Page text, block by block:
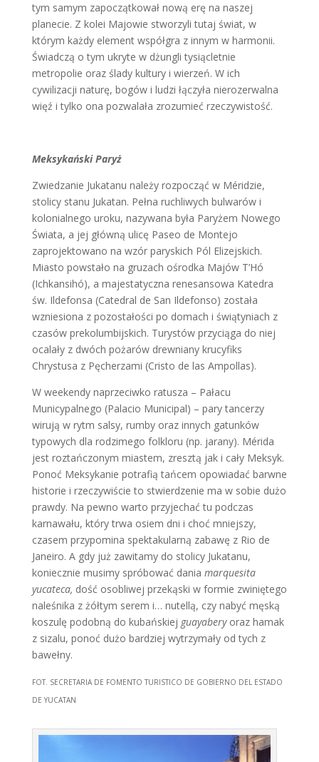
tym samym zapoczątkował nową erę na naszej
planecie. Z kolei Majowie stworzyli tutaj świat, w
którym każdy element współgra z innym w harmonii.
Świadczą o tym ukryte w dżungli tysiącletnie
metropolie oraz ślady kultury i wierzeń. W ich
cywilizacji naturę, bogów i ludzi łączyła nierozerwalna
więź i tylko ona pozwalała zrozumieć rzeczywistość.
Meksykański Paryż
Zwiedzanie Jukatanu należy rozpocząć w Méridzie,
stolicy stanu Jukatan. Pełna ruchliwych bulwarów i
kolonialnego uroku, nazywana była Paryżem Nowego
Świata, a jej główną ulicę Paseo de Montejo
zaprojektowano na wzór paryskich Pól Elizejskich.
Miasto powstało na gruzach ośrodka Majów T’Hó
(Ichkansihó), a majestatyczna renesansowa Katedra
św. Ildefonsa (Catedral de San Ildefonso) została
wzniesiona z pozostałości po domach i świątyniach z
czasów prekolumbijskich. Turystów przyciąga do niej
ocalały z dwóch pożarów drewniany krucyfiks
Chrystusa z Pęcherzami (Cristo de las Ampollas).
W weekendy naprzeciwko ratusza – Pałacu
Municypalnego (Palacio Municipal) – pary tancerzy
wirują w rytm salsy, rumby oraz innych gatunków
typowych dla rodzimego folkloru (np. jarany). Mérida
jest roztańczonym miastem, zresztą jak i cały Meksyk.
Ponoć Meksykanie potrafią tańcem opowiadać barwne
historie i rzeczywiście to stwierdzenie ma w sobie dużo
prawdy. Na pewno warto przyjechać tu podczas
karnawału, który trwa osiem dni i choć mniejszy,
czasem przypomina spektakularną zabawę z Rio de
Janeiro. A gdy już zawitamy do stolicy Jukatanu,
koniecznie musimy spróbować dania marquesita
yucateca, dość osobliwej przekąski w formie zwiniętego
naleśnika z żółtym serem i… nutellą, czy nabyć męską
koszulę podobną do kubańskiej guayaberyoraz hamak
z sizalu, ponoć dużo bardziej wytrzymały od tych z
bawełny.
FOT. SECRETARIA DE FOMENTO TURISTICO DE GOBIERNO DEL ESTADO
DE YUCATAN